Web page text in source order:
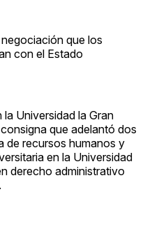
que los
con el Estado
Universidad la Gran
que adelantó dos
de recursos humanos y
en la Universidad
derecho administrativo